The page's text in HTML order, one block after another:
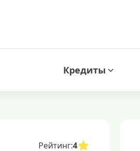
Кредиты
Рейтинг:4